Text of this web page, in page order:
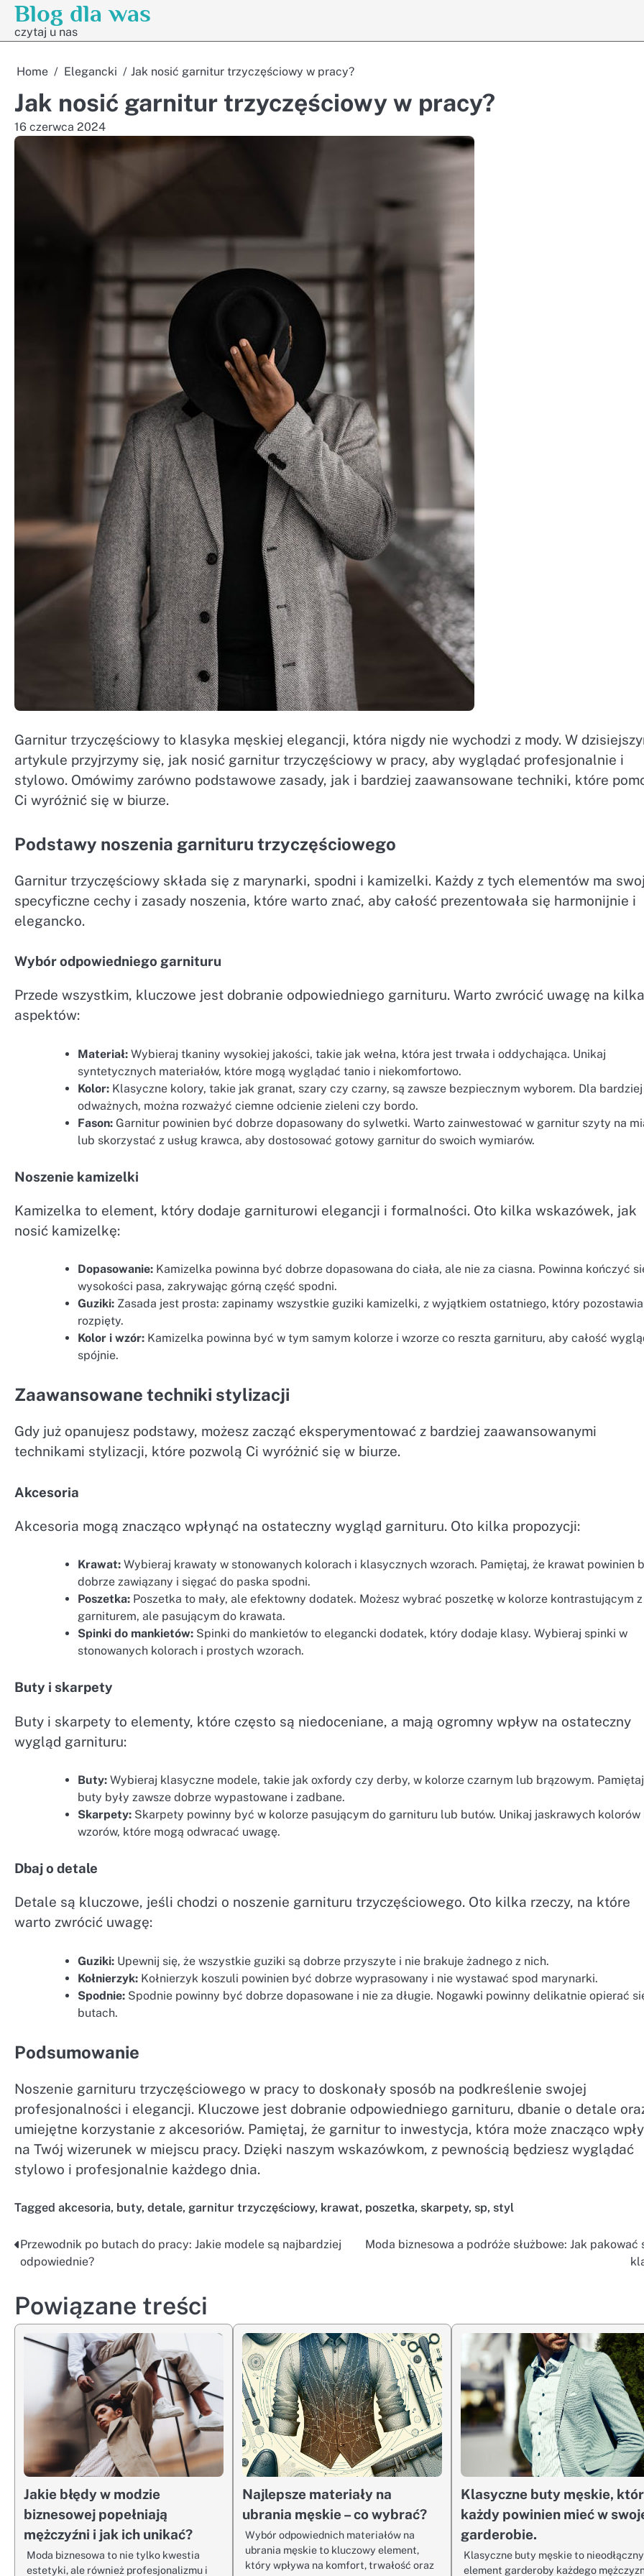
Skip
content
Blog dla was
czytaj u nas
Home Elegancki Jak nosić garnitur trzyczęściowy w pracy?
Jak nosić garnitur trzyczęściowy w pracy?
16 czerwca 2024
Garnitur trzyczęściowy to klasyka męskiej elegancji, która nigdy nie wychodzi z mody. W
artykule przyjrzymy się, jak nosić garnitur trzyczęściowy w pracy, aby wyglądać profesjonalnie i
stylowo. Omówimy zarówno podstawowe zasady, jak i bardziej zaawansowane techniki, które
Ci wyróżnić się w biurze.
Podstawy noszenia garnituru trzyczęściowego
Garnitur trzyczęściowy składa się z marynarki, spodni i kamizelki. Każdy z tych elementów ma
specyficzne cechy i zasady noszenia, które warto znać, aby całość prezentowała się harmonijnie i
elegancko.
Wybór odpowiedniego garnituru
Przede wszystkim, kluczowe jest dobranie odpowiedniego garnituru. Warto zwrócić uwagę na kilka
aspektów:
Materiał: Wybieraj tkaniny wysokiej jakości, takie jak wełna, która jest trwała i oddychająca. Unikaj
syntetycznych materiałów, które mogą wyglądać tanio i niekomfortowo.
Kolor: Klasyczne kolory, takie jak granat, szary czy czarny, są zawsze bezpiecznym wyborem. Dla bardziej
odważnych, można rozważyć ciemne odcienie zieleni czy bordo.
Fason: Garnitur powinien być dobrze dopasowany do sylwetki. Warto zainwestować w garnitur szyty na
lub skorzystać z usług krawca, aby dostosować gotowy garnitur do swoich wymiarów.
Noszenie kamizelki
Kamizelka to element, który dodaje garniturowi elegancji i formalności. Oto kilka wskazówek, jak
nosić kamizelkę:
Dopasowanie: Kamizelka powinna być dobrze dopasowana do ciała, ale nie za ciasna. Powinna kończyć
wysokości pasa, zakrywając górną część spodni.
Guziki: Zasada jest prosta: zapinamy wszystkie guziki kamizelki, z wyjątkiem ostatniego, który
rozpięty.
Kolor i wzór: Kamizelka powinna być w tym samym kolorze i wzorze co reszta garnituru, aby całość
spójnie.
Zaawansowane techniki stylizacji
Gdy już opanujesz podstawy, możesz zacząć eksperymentować z bardziej zaawansowanymi
technikami stylizacji, które pozwolą Ci wyróżnić się w biurze.
Akcesoria
Akcesoria mogą znacząco wpłynąć na ostateczny wygląd garnituru. Oto kilka propozycji:
Krawat: Wybieraj krawaty w stonowanych kolorach i klasycznych wzorach. Pamiętaj, że krawat powinien
dobrze zawiązany i sięgać do paska spodni.
Poszetka: Poszetka to mały, ale efektowny dodatek. Możesz wybrać poszetkę w kolorze kontrastującym z
garniturem, ale pasującym do krawata.
Spinki do mankietów: Spinki do mankietów to elegancki dodatek, który dodaje klasy. Wybieraj spinki w
stonowanych kolorach i prostych wzorach.
Buty i skarpety
Buty i skarpety to elementy, które często są niedoceniane, a mają ogromny wpływ na ostateczny
wygląd garnituru:
Buty: Wybieraj klasyczne modele, takie jak oxfordy czy derby, w kolorze czarnym lub brązowym.
buty były zawsze dobrze wypastowane i zadbane.
Skarpety: Skarpety powinny być w kolorze pasującym do garnituru lub butów. Unikaj jaskrawych kolorów
wzorów, które mogą odwracać uwagę.
Dbaj o detale
Detale są kluczowe, jeśli chodzi o noszenie garnituru trzyczęściowego. Oto kilka rzeczy, na które
warto zwrócić uwagę:
Guziki: Upewnij się, że wszystkie guziki są dobrze przyszyte i nie brakuje żadnego z nich.
Kołnierzyk: Kołnierzyk koszuli powinien być dobrze wyprasowany i nie wystawać spod marynarki.
Spodnie: Spodnie powinny być dobrze dopasowane i nie za długie. Nogawki powinny delikatnie opierać
butach.
Podsumowanie
Noszenie garnituru trzyczęściowego w pracy to doskonały sposób na podkreślenie swojej
profesjonalności i elegancji. Kluczowe jest dobranie odpowiedniego garnituru, dbanie o detale
umiejętne korzystanie z akcesoriów. Pamiętaj, że garnitur to inwestycja, która może znacząco
na Twój wizerunek w miejscu pracy. Dzięki naszym wskazówkom, z pewnością będziesz wyglądać
stylowo i profesjonalnie każdego dnia.
Tagged akcesoria, buty, detale, garnitur trzyczęściowy, krawat, poszetka, skarpety, sp, styl
Nawigacja
wpisu
Przewodnik po butach do pracy: Jakie modele są najbardziej
odpowiednie?
Moda biznesowa a podróże służbowe: Jak pakować
Powiązane treści
Jakie błędy w modzie
biznesowej popełniają
mężczyźni i jak ich unikać?
Moda biznesowa to nie tylko kwestia
estetyki, ale również profesjonalizmu i
Najlepsze materiały na
ubrania męskie – co wybrać?
Wybór odpowiednich materiałów na
ubrania męskie to kluczowy element,
który wpływa na komfort, trwałość oraz
Klasyczne buty męskie,
każdy powinien mieć w
garderobie.
Klasyczne buty męskie to nieodłączny
element garderoby każdego